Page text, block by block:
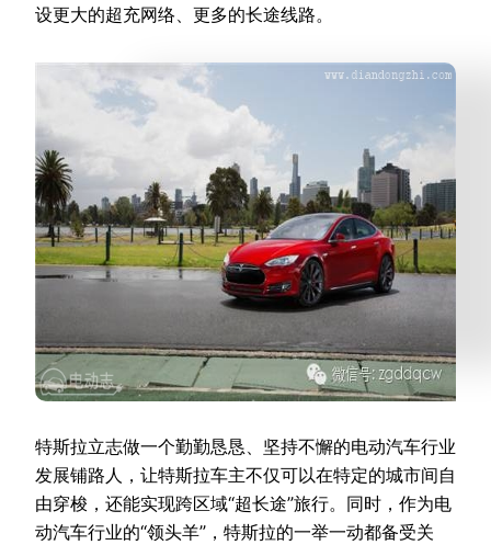
设更大的超充网络、更多的长途线路。
特斯拉立志做一个勤勤恳恳、坚持不懈的电动汽车行业
发展铺路人，让特斯拉车主不仅可以在特定的城市间自
由穿梭，还能实现跨区域“超长途”旅行。同时，作为电
动汽车行业的“领头羊”，特斯拉的一举一动都备受关